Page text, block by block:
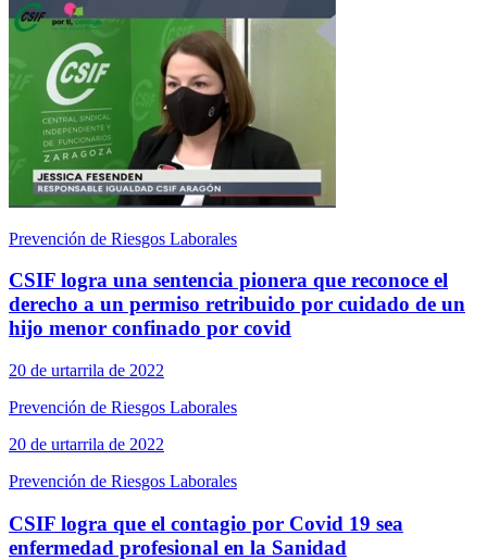
Prevención de Riesgos Laborales
CSIF logra una sentencia pionera que reconoce el
derecho a un permiso retribuido por cuidado de un
hijo menor confinado por covid
20 de urtarrila de 2022
Prevención de Riesgos Laborales
20 de urtarrila de 2022
Prevención de Riesgos Laborales
CSIF logra que el contagio por Covid 19 sea
enfermedad profesional en la Sanidad